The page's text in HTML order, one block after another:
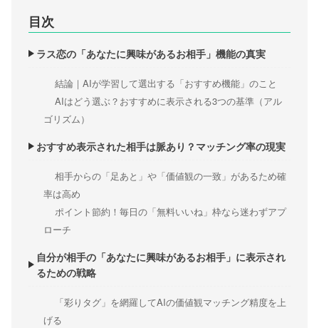
目次
ラス恋の「あなたに興味があるお相手」機能の真実
結論｜AIが学習して選出する「おすすめ機能」のこと
AIはどう選ぶ？おすすめに表示される3つの基準（アル
ゴリズム）
おすすめ表示された相手は脈あり？マッチング率の現実
相手からの「足あと」や「価値観の一致」があるため確
率は高め
ポイント節約！毎日の「無料いいね」枠なら迷わずアプ
ローチ
自分が相手の「あなたに興味があるお相手」に表示され
るための戦略
「彩りタグ」を網羅してAIの価値観マッチング精度を上
げる